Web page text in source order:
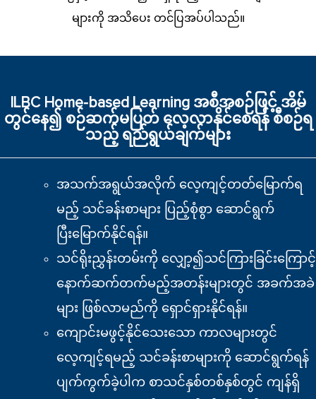
များကို အသိပေး တင်ပြအပ်ပါသည်။
ILBC Home-based Learning အစီအစဉ်ဖြင့် အိမ်
တွင်နေ၍ စဉ်ဆက်မပြတ် လေ့လာနိုင်စေရန် စီစဉ်ရ
သည့် ရည်ရွယ်ချက်များ
အသက်အရွယ်အလိုက် လေ့ကျင့်တတ်မြောက်ရ
မည့် သင်ခန်းစာများ ပြည့်စုံစွာ ဆောင်ရွက်
ပြီးမြောက်နိုင်ရန်။
သင်ရိုးညွှန်းတမ်းကို လျှော့၍သင်ကြားခြင်းကြောင့်
နောက်ဆက်တက်မည့်အတန်းများတွင် အခက်အခဲ
များ ဖြစ်လာမည်ကို ရှောင်ရှားနိုင်ရန်။
ကျောင်းမဖွင့်နိုင်သေးသော ကာလများတွင်
လေ့ကျင့်ရမည့် သင်ခန်းစာများကို ဆောင်ရွက်ရန်
ပျက်ကွက်ခဲ့ပါက စာသင်နှစ်တစ်နှစ်တွင် ကျန်ရှိ